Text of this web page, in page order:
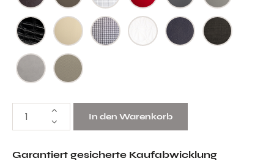
In den Warenkorb
Garantiert gesicherte Kaufabwicklung